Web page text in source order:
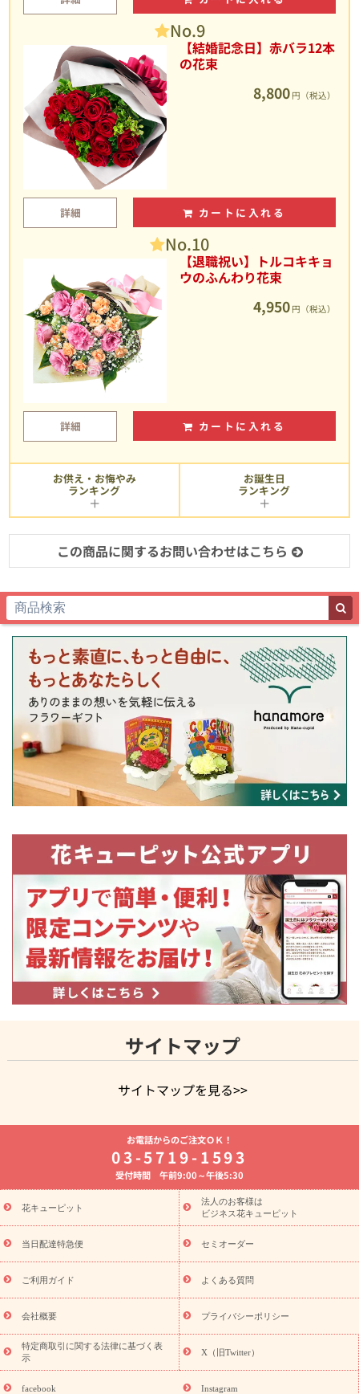
No.9
【結婚記念日】赤バラ12本
の花束
8,800 円（税込）
詳細 カートに入れる
No.10
【退職祝い】トルコキキョ
ウのふんわり花束
4,950 円（税込）
詳細 カートに入れる
お供え・お悔やみ
ランキング
お誕生日
ランキング
この商品に関するお問い合わせはこちら
サイトマップ
サイトマップを見る>>
よく贈られる花
お祝いの花特集
誕生日フラワーギフト特集
8月の誕生花(トルコキキョウ)
開店・開業祝い
お供え・お悔やみ お供え・お悔やみの花
通夜・葬儀に贈る花 胡蝶蘭・花鉢
ーブドフラワー
季節のイベント
ひまわり ギフト・プレゼント
特集
お盆 花（新盆・初盆） 季節のイベント
お盆 花（新
盆・初盆）
お盆 花（新盆・初盆）
お盆・お供え 花とセットギ
フト
お盆・お供え プリザーブドフラワー
ひまわり ギフト・プ
レゼント特集
夏の花贈り・お中元・暑中見舞い 花のギフト特集
敬老の日におくる花ギフト・プレゼント特集
花ギフト・プレゼント特集
敬老の日 花のおすすめランキング
敬
老の日 花鉢植えのギフト・プレゼント特集
敬老の日 花とセットギ
フト・プレゼント特集
敬老の日の花 全てのギフト一覧
キャン
ペーン
映画『ウォーターガーディアンズ』コラボキャンペーン
「きょう誕生日なんです」キャンペーン
誕生日の花を探す
誕生日フラワーギフト 誕生日フラワーギフト特集
お電話からのご注文ＯＫ！
03-5719-1593
受付時間 午前9:00～午後5:30
花キューピット
法人のお客様は
ビジネス花キューピット
当日配達特急便 セミオーダー
ご利用ガイド よくある質問
会社概要 プライバシーポリシー
特定商取引に関する法律に基づく表
示
X（旧Twitter）
facebook Instagram